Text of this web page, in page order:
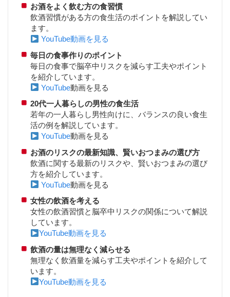
お酒をよく飲む方の食習慣
飲酒習慣がある方の食生活のポイントを解説してい
ます。
YouTube動画を見る
毎日の食事作りのポイント
毎日の食事で脳卒中リスクを減らす工夫やポイント
を紹介しています。
YouTube動画を見る
20代一人暮らしの男性の食生活
若年の一人暮らし男性向けに、バランスの良い食生
活の例を解説しています。
YouTube動画を見る
お酒のリスクの最新知識、賢いおつまみの選び方
飲酒に関する最新のリスクや、賢いおつまみの選び
方を紹介しています。
YouTube動画を見る
女性の飲酒を考える
女性の飲酒習慣と脳卒中リスクの関係について解説
しています。
YouTube動画を見る
飲酒の量は無理なく減らせる
無理なく飲酒量を減らす工夫やポイントを紹介して
います。
YouTube動画を見る